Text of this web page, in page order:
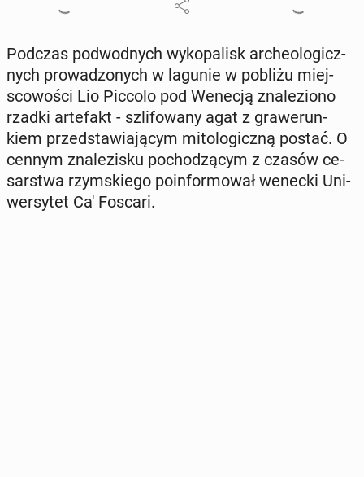
Podczas pod­wod­nych wy­ko­pa­lisk ar­che­olo­gicz­
nych pro­wa­dzo­nych w lagunie w pobliżu miej­
sco­wo­ści Lio Piccolo pod Wenecją zna­le­zio­no
rzadki ar­te­fakt - szli­fo­wa­ny agat z gra­we­run­
kiem przed­sta­wia­ją­cym mi­to­lo­gicz­ną postać. O
cennym zna­le­zi­sku po­cho­dzą­cym z czasów ce­
sar­stwa rzym­skie­go po­in­for­mo­wał wenecki Uni­
wer­sy­tet Ca' Foscari.